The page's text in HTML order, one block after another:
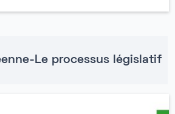
Le processus législatif